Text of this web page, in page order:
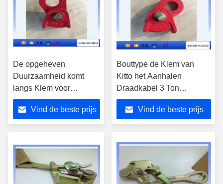
De opgeheven
Duurzaamheid komt
langs Klem voor
Spanning 610mm
Staalkabel
Vind de beste prijs
Bouttype de Klem van
Kitto het Aanhalen
Draadkabel 3 Ton
Werkende Lading
Vind de beste prijs